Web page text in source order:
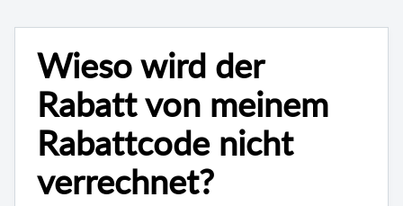
Wieso wird der
Rabatt von meinem
Rabattcode nicht
verrechnet?